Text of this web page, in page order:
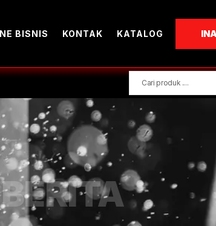
BISNIS KONTAK KATALOG